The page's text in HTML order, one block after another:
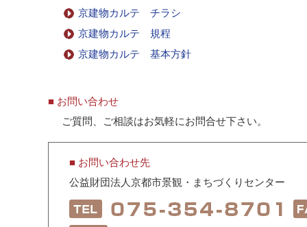
京建物カルテ チラシ
京建物カルテ 規程
京建物カルテ 基本方針
■ お問い合わせ
ご質問、ご相談はお気軽にお問合せ下さい。
■ お問い合わせ先
公益財団法人京都市景観・まちづくりセンター